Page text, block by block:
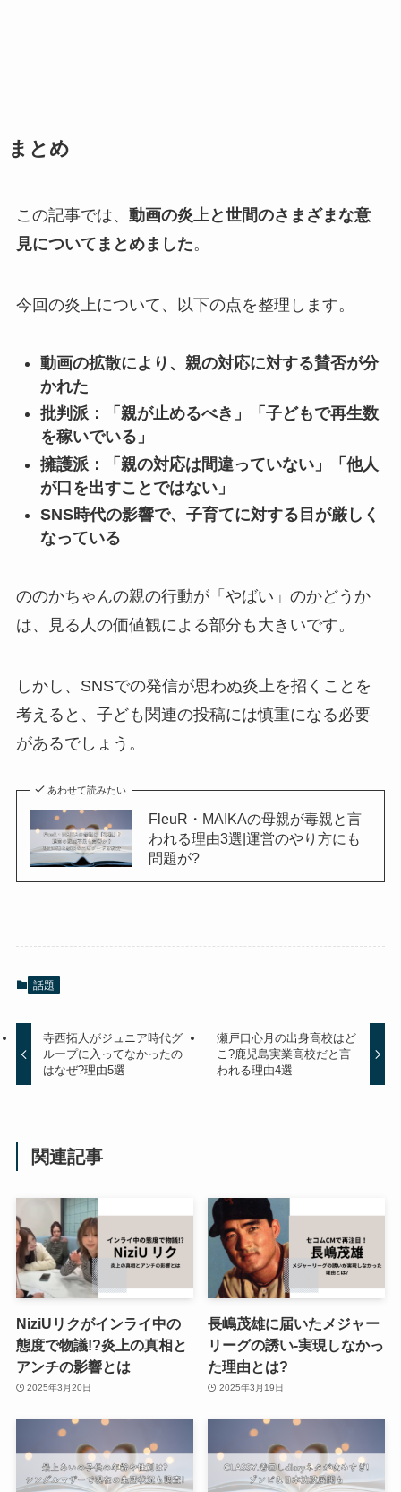
まとめ
この記事では、 動画の炎上と世間のさまざまな意
見についてまとめました。
今回の炎上について、以下の点を整理します。
動画の拡散により、親の対応に対する賛否が分
かれた
批判派：「親が止めるべき」「子どもで再生数
を稼いでいる」
擁護派：「親の対応は間違っていない」「他人
が口を出すことではない」
SNS時代の影響で、子育てに対する目が厳しく
なっている
ののかちゃんの親の行動が「やばい」のかどうか
は、見る人の価値観による部分も大きいです。
しかし、SNSでの発信が思わぬ炎上を招くことを
考えると、子ども関連の投稿には慎重になる必要
があるでしょう。
あわせて読みたい
FleuR・MAIKAの母親が毒親と言
われる理由3選|運営のやり方にも
問題が?
話題
寺西拓人がジュニア時代グ
ループに入ってなかったの
はなぜ?理由5選
瀬戸口心月の出身高校はど
こ?鹿児島実業高校だと言
われる理由4選
関連記事
NiziUリクがインライ中の
態度で物議!?炎上の真相と
アンチの影響とは
2025年3月20日
長嶋茂雄に届いたメジャー
リーグの誘い-実現しなかっ
た理由とは?
2025年3月19日